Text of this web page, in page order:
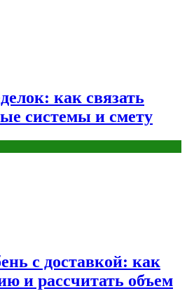
как связать
системы и смету
с доставкой: как
и рассчитать объем